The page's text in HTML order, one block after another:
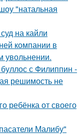
"натальная
на кайли
компании в
увольнении.
с Филиппин -
решимость не
ребёнка от своего
Малибу"